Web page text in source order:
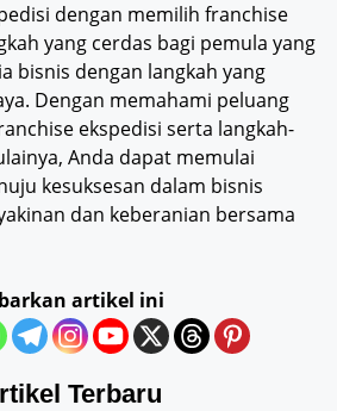
dengan memilih franchise
yang cerdas bagi pemula yang
bisnis dengan langkah yang
Dengan memahami peluang
ekspedisi serta langkah-
Anda dapat memulai
kesuksesan dalam bisnis
dan keberanian bersama
artikel ini
Terbaru